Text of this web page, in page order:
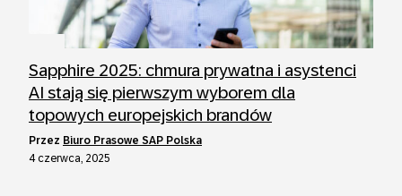
Sapphire 2025: chmura prywatna i asystenci
AI stają się pierwszym wyborem dla
topowych europejskich brandów
przez Biuro Prasowe SAP Polska
4 czerwca, 2025